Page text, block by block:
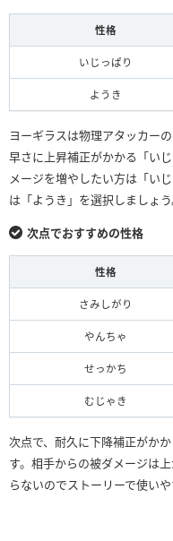
性格
いじっぱり
ようき
ヨーギラスは物理アタッカー
早さに上昇補正がかかる「い
メージを増やしたい方は「い
は「ようき」を選択しましょう
次点でおすすめの性格
性格
さみしがり
やんちゃ
せっかち
むじゃき
次点で、耐久に下降補正がか
す。相手からの被ダメージは
らないのでストーリーで使いや